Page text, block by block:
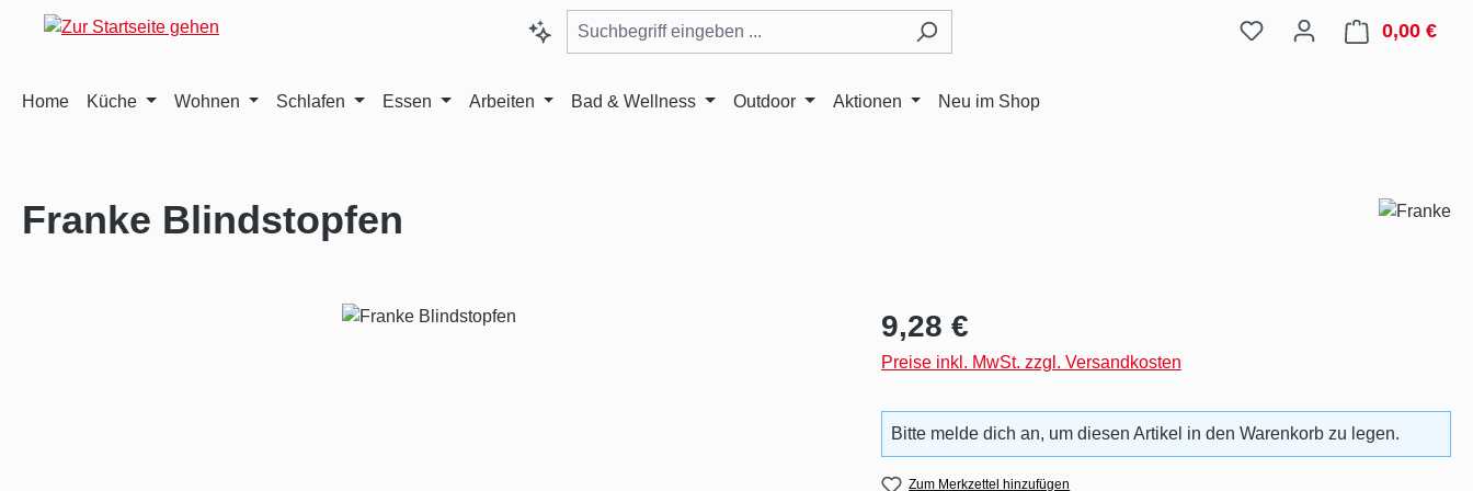
Hauptinhalt springen
Zur Suche springen
Zur Hauptnavigation springen 0,00 €
Home Küche Wohnen Schlafen Essen Arbeiten Bad & Wellness Outdoor Aktionen Neu im Shop
Franke Blindstopfen
Regulärer Preis:
9,28 €
Preise inkl. MwSt. zzgl. Versandkosten
Bitte melde dich an, um diesen Artikel in den Warenkorb zu legen.
Zum Merkzettel hinzufügen